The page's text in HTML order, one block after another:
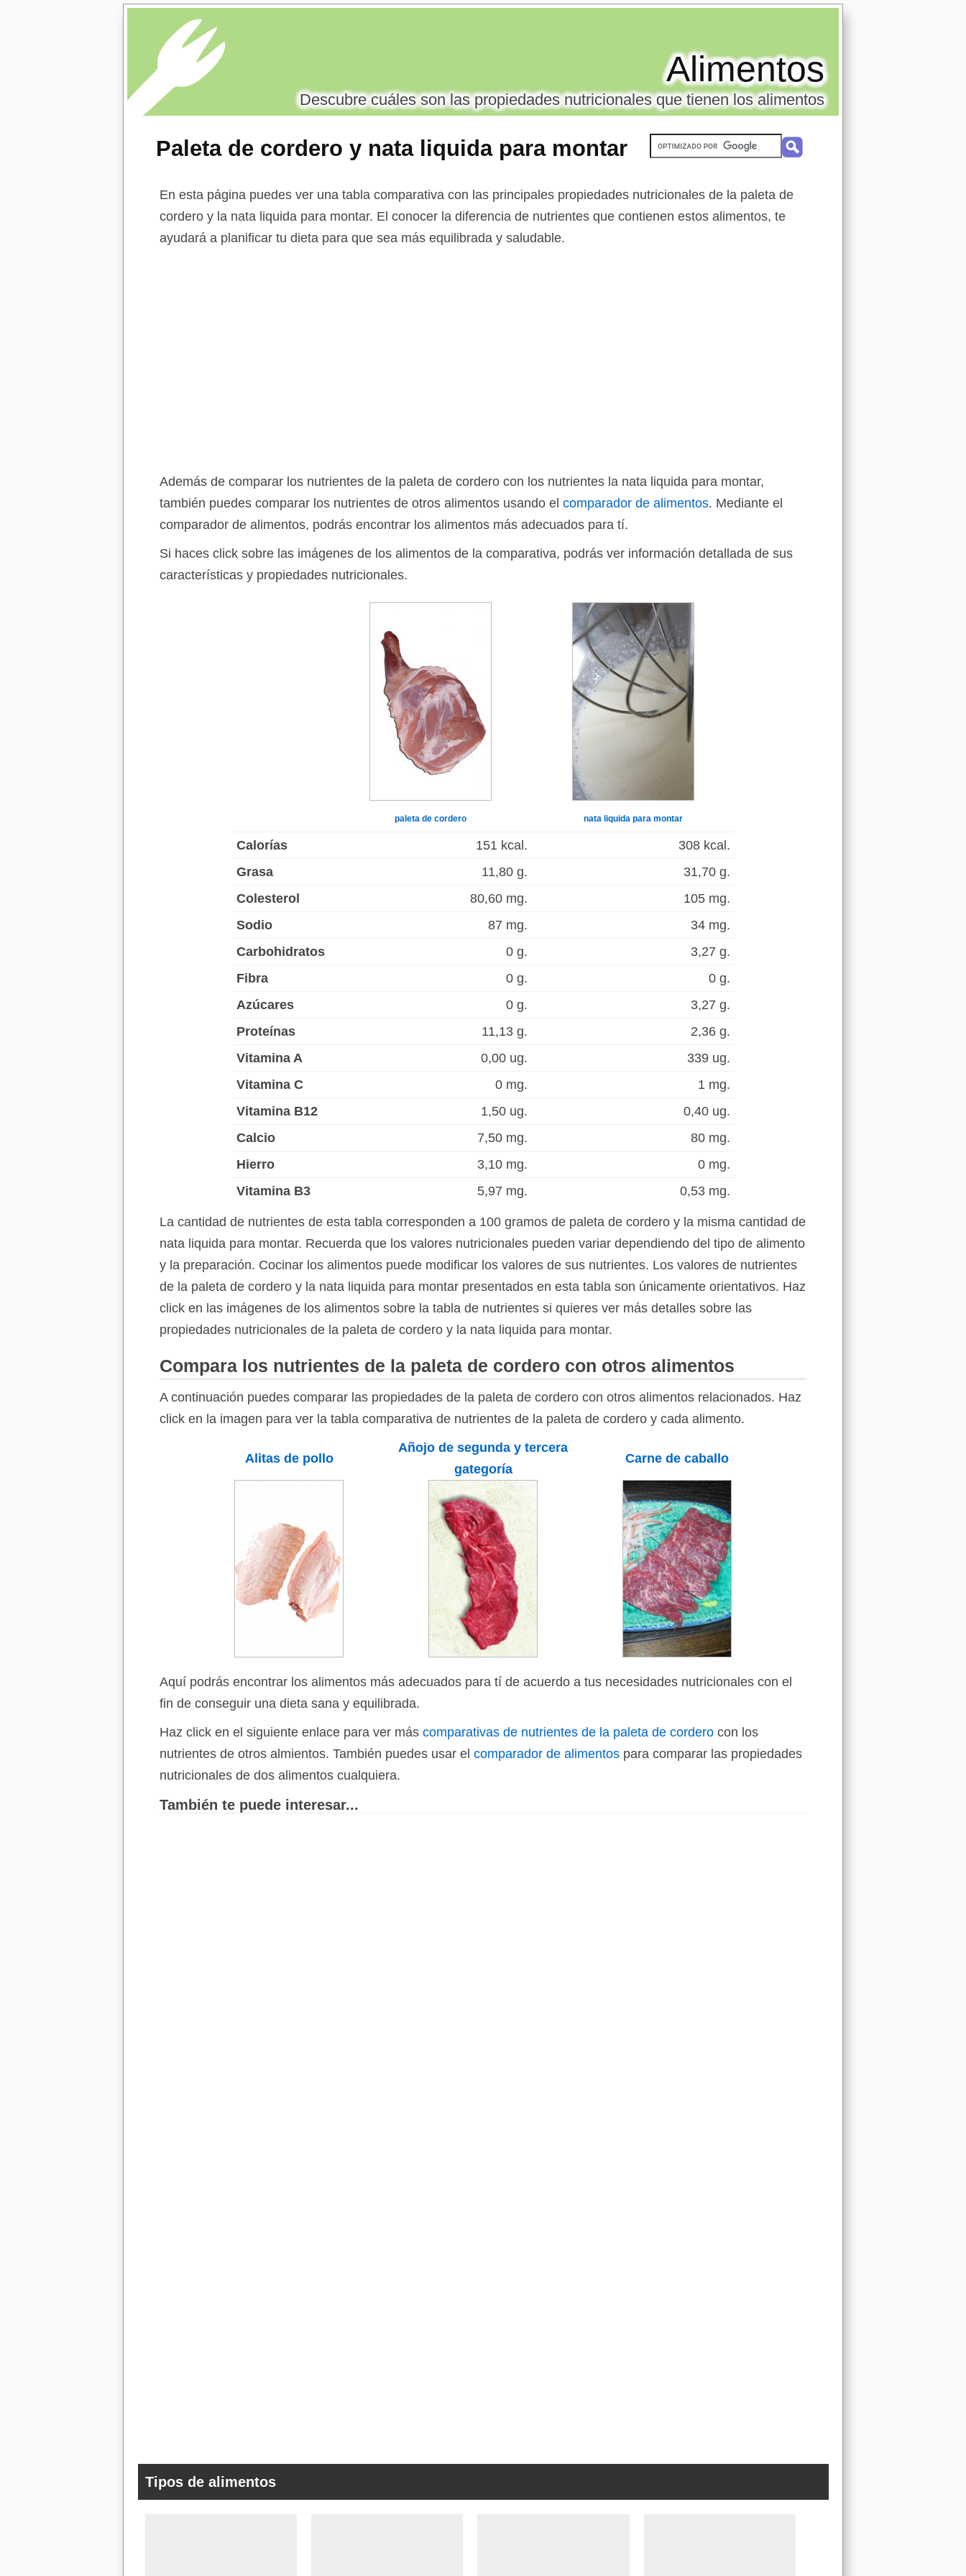
Paleta de cordero y nata liquida para montar
Alimentos
Descubre cuáles son las propiedades nutricionales que tienen los alimentos
En esta página puedes ver una tabla comparativa con las principales propiedades nutricionales de la paleta de
cordero y la nata liquida para montar. El conocer la diferencia de nutrientes que contienen estos alimentos, te
ayudará a planificar tu dieta para que sea más equilibrada y saludable.
Además de comparar los nutrientes de la paleta de cordero con los nutrientes la nata liquida para montar,
también puedes comparar los nutrientes de otros alimentos usando el comparador de alimentos. Mediante el
comparador de alimentos, podrás encontrar los alimentos más adecuados para tí.
Si haces click sobre las imágenes de los alimentos de la comparativa, podrás ver información detallada de sus
características y propiedades nutricionales.
paleta de cordero nata liquida para montar
Calorías 151 kcal.
308 kcal.
Grasa
11,80 g.
31,70 g.
Colesterol
80,60 mg.
105 mg.
Sodio
87 mg.
34 mg.
Carbohidratos
0 g.
3,27 g.
Fibra
0 g.
0 g.
Azúcares
0 g.
3,27 g.
Proteínas
11,13 g.
2,36 g.
Vitamina A
0,00 ug.
339 ug.
Vitamina C
0 mg.
1 mg.
Vitamina B12
1,50 ug.
0,40 ug.
Calcio
7,50 mg.
80 mg.
Hierro
3,10 mg.
0 mg.
Vitamina B3
5,97 mg. 0,53 mg.
La cantidad de nutrientes de esta tabla corresponden a 100 gramos de paleta de cordero y la misma cantidad de
nata liquida para montar. Recuerda que los valores nutricionales pueden variar dependiendo del tipo de alimento
y la preparación. Cocinar los alimentos puede modificar los valores de sus nutrientes. Los valores de nutrientes
de la paleta de cordero y la nata liquida para montar presentados en esta tabla son únicamente orientativos. Haz
click en las imágenes de los alimentos sobre la tabla de nutrientes si quieres ver más detalles sobre las
propiedades nutricionales de la paleta de cordero y la nata liquida para montar.
Compara los nutrientes de la paleta de cordero con otros alimentos
A continuación puedes comparar las propiedades de la paleta de cordero con otros alimentos relacionados. Haz
click en la imagen para ver la tabla comparativa de nutrientes de la paleta de cordero y cada alimento.
Alitas de pollo
Añojo de segunda y tercera
gategoría
Carne de caballo
Aquí podrás encontrar los alimentos más adecuados para tí de acuerdo a tus necesidades nutricionales con el
fin de conseguir una dieta sana y equilibrada.
Haz click en el siguiente enlace para ver más comparativas de nutrientes de la paleta de cordero con los
nutrientes de otros almientos. También puedes usar el comparador de alimentos para comparar las propiedades
nutricionales de dos alimentos cualquiera.
También te puede interesar...
Tipos de alimentos